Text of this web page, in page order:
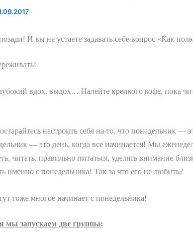
И вы не устаете задавать себе вопрос «Как
вдох, выдох… Налейте крепкого кофе, пока
настроить себя на то, что понедельник —
— это день, когда все начинается! Мы
читать, правильно питаться, уделять внимание
именно с понедельника! Так за что его не любить?
тоже многое начинает с понедельника!
мы запускаем две группы: